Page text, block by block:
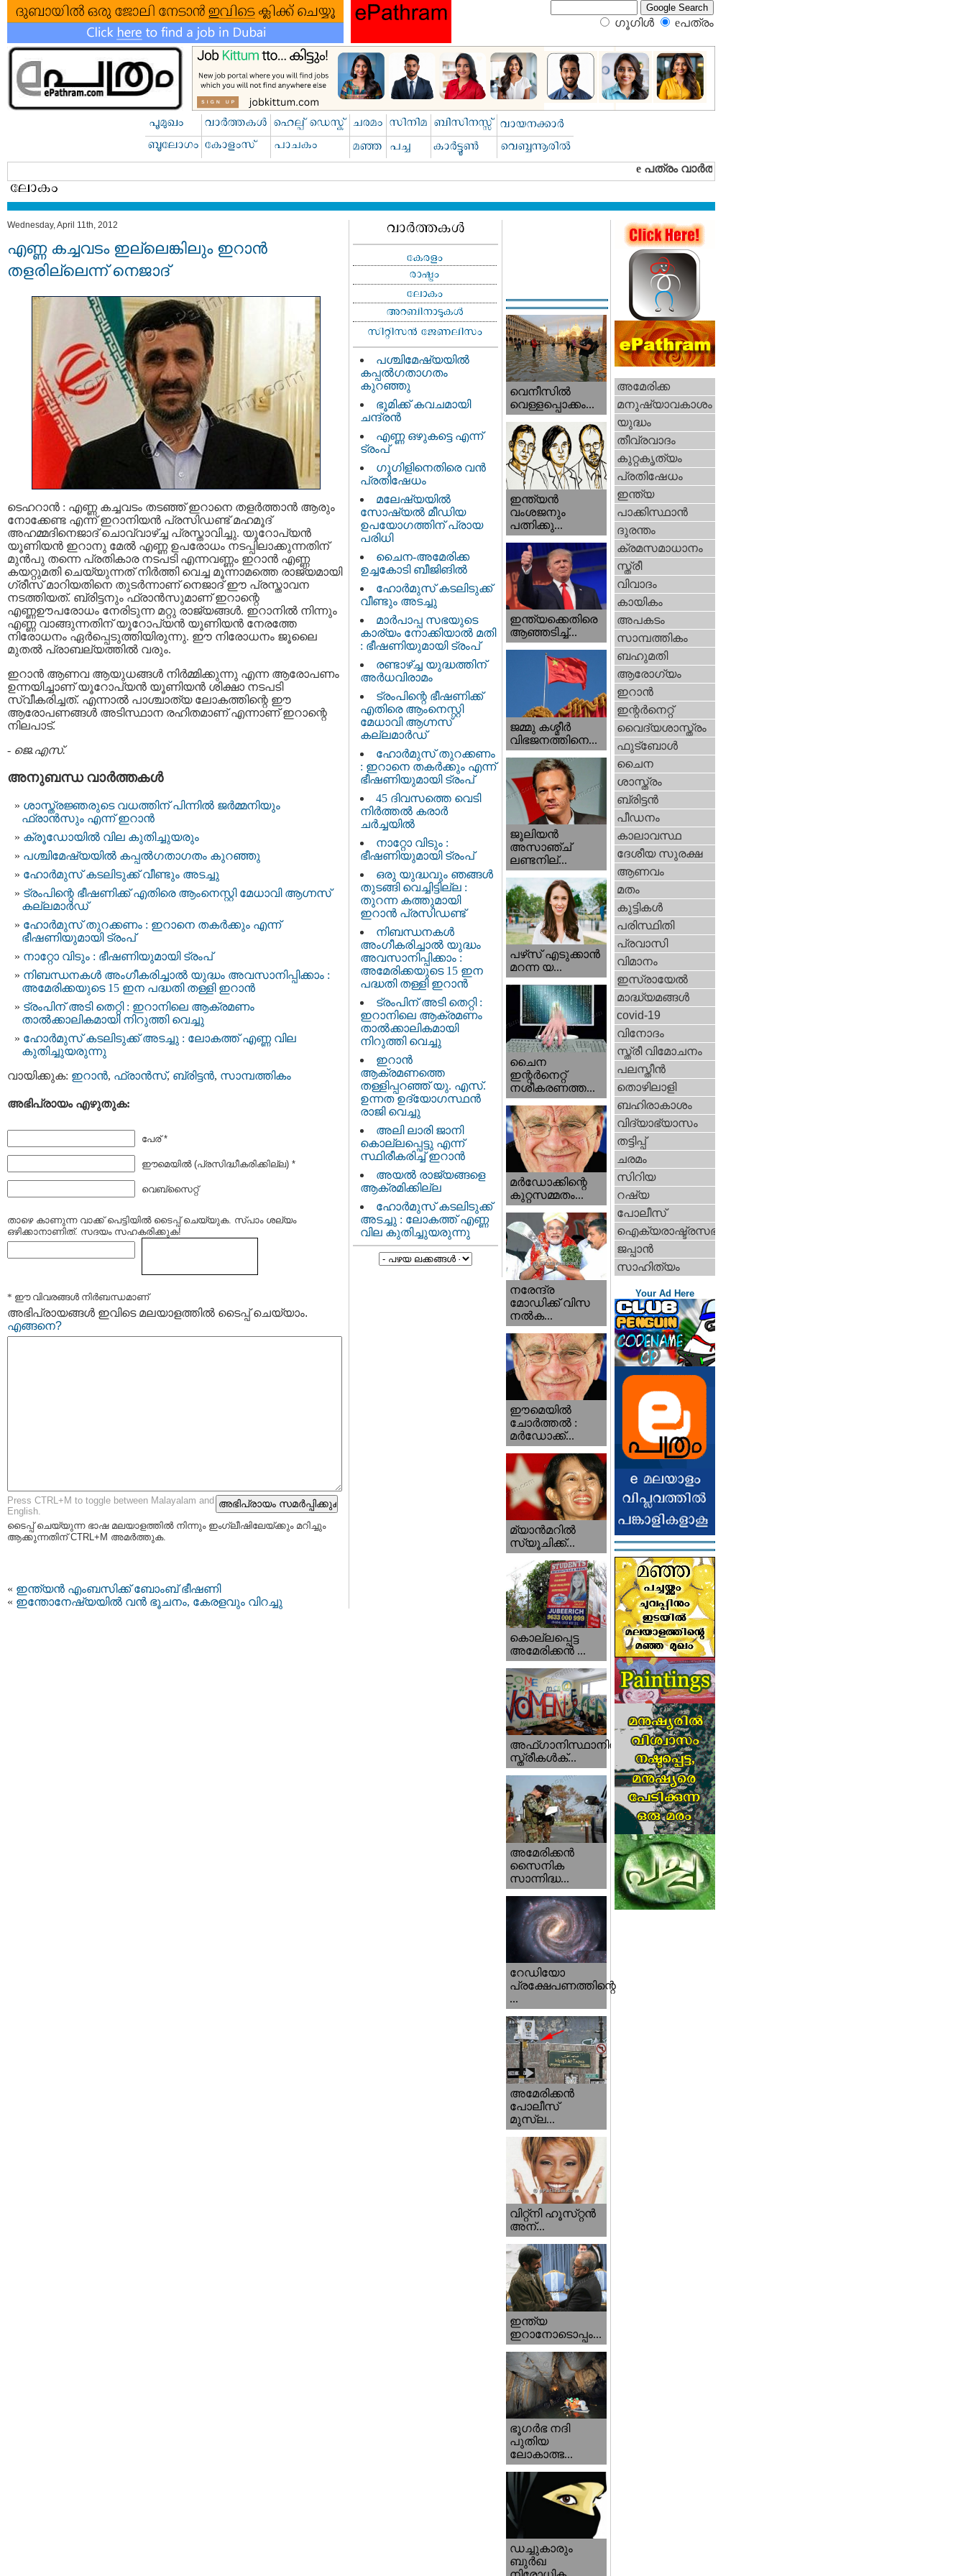
ഗൂഗിള്‍ eപത്രം‍
Wednesday, April 11th, 2012
എണ്ണ കച്ചവടം ഇല്ലെങ്കിലും ഇറാൻ
തളരില്ലെന്ന് നെജാദ്
ടെഹറാൻ : എണ്ണ കച്ചവടം തടഞ്ഞ് ഇറാനെ തളർത്താൻ ആരും
നോക്കേണ്ട എന്ന് ഇറാനിയൻ പ്രസിഡണ്ട് മഹമൂദ്
അഹമ്മദിനെജാദ് ചൊവ്വാഴ്ച്ച പ്രസ്താവിച്ചു. യൂറോപ്യൻ
യൂണിയൻ ഇറാനു മേൽ എണ്ണ ഉപരോധം നടപ്പിലാക്കുന്നതിന്
മുൻപു തന്നെ പ്രതികാര നടപടി എന്നവണ്ണം ഇറാൻ എണ്ണ
കയറ്റുമതി ചെയ്യുന്നത് നിർത്തി വെച്ച മൂന്നാമത്തെ രാജ്യമായി
ഗ്രീസ് മാറിയതിനെ തുടർന്നാണ് നെജാദ് ഈ പ്രസ്താവന
നടത്തിയത്. ബ്രിട്ടനും ഫ്രാൻസുമാണ് ഇറാന്റെ
എണ്ണഊപരോധം നേരിടുന്ന മറ്റു രാജ്യങ്ങൾ. ഇറാനിൽ നിന്നും
എണ്ണ വാങ്ങുന്നതിന് യൂറോപ്യൻ യൂണിയൻ നേരത്തേ
നിരോധനം ഏർപ്പെടുത്തിയിരുന്നു. ഈ നിരോധനം ജൂലൈ
മുതൽ പ്രാബല്യത്തിൽ വരും.
ഇറാൻ ആണവ ആയുധങ്ങൾ നിർമ്മിക്കുന്നു എന്ന ആരോപണം
ഉന്നയിച്ചാണ് യൂറോപ്യൻ യൂണിയൻ ശിക്ഷാ നടപടി
സ്വീകരിച്ചത്. എന്നാൽ പാശ്ചാത്യ ലോകത്തിന്റെ ഈ
ആരോപണങ്ങൾ അടിസ്ഥാന രഹിതമാണ് എന്നാണ് ഇറാന്റെ
നിലപാട്.
- ജെ.എസ്.
അനുബന്ധ വാര്‍ത്തകള്‍
ശാസ്ത്രജ്ഞരുടെ വധത്തിന് പിന്നിൽ ജർമ്മനിയും
ഫ്രാൻസും എന്ന് ഇറാൻ
ക്രൂഡോയില്‍ വില കുതിച്ചുയരും
പശ്ചിമേഷ്യയിൽ കപ്പൽഗതാഗതം കുറഞ്ഞു
ഹോര്‍മുസ് കടലിടുക്ക് വീണ്ടും അടച്ചു
ട്രംപിന്റെ ഭീഷണിക്ക് എതിരെ ആംനെസ്റ്റി മേധാവി ആഗ്നസ്
കല്ലമാർഡ്
ഹോർമുസ് തുറക്കണം : ഇറാനെ തകർക്കും എന്ന്
ഭീഷണിയുമായി ട്രംപ്
നാറ്റോ വിടും : ഭീഷണിയുമായി ട്രംപ്
നിബന്ധനകൾ അംഗീകരിച്ചാൽ യുദ്ധം അവസാനിപ്പിക്കാം :
അമേരിക്കയുടെ 15 ഇന പദ്ധതി തള്ളി ഇറാൻ
ട്രംപിന് അടി തെറ്റി : ഇറാനിലെ ആക്രമണം
താൽക്കാലികമായി നിറുത്തി വെച്ചു
ഹോർമുസ് കടലിടുക്ക് അടച്ചു : ലോകത്ത് എണ്ണ വില
കുതിച്ചുയരുന്നു
വായിക്കുക: ഇറാന്‍, ഫ്രാന്‍സ്, ബ്രിട്ടന്‍, സാമ്പത്തികം
അഭിപ്രായം എഴുതുക:
പേര് *
ഈമെയില്‍ (പ്രസിദ്ധീകരിക്കില്ല) *
വെബ്സൈറ്റ്
താഴെ കാണുന്ന വാക്ക് പെട്ടിയില്‍ ടൈപ്പ്‌ ചെയ്യുക. സ്പാം ശല്യം
ഒഴിക്കാനാണിത്. സദയം സഹകരിക്കുക!
* ഈ വിവരങ്ങള്‍ നിര്‍ബന്ധമാണ്
അഭിപ്രായങ്ങള്‍ ഇവിടെ മലയാളത്തില്‍ ടൈപ്പ് ചെയ്യാം.
എങ്ങനെ?
Press CTRL+M to toggle between Malayalam and
English.
ടൈപ്പ്‌ ചെയ്യുന്ന ഭാഷ മലയാളത്തില്‍ നിന്നും ഇംഗ്ലീഷിലേയ്ക്കും മറിച്ചും
ആക്കുന്നതിന് CTRL+M അമര്‍ത്തുക.
« ഇന്ത്യൻ എംബസിക്ക് ബോംബ് ഭീഷണി
« ഇന്തോനേഷ്യയില്‍ വന്‍ ഭൂചനം, കേരളവും വിറച്ചു
പശ്ചിമേഷ്യയിൽ
കപ്പൽഗതാഗതം
കുറഞ്ഞു
ഭൂമിക്ക് കവചമായി
ചന്ദ്രന്‍
എണ്ണ ഒഴുകട്ടെ എന്ന്
ട്രംപ്
ഗൂഗിളിനെതിരെ വൻ
പ്രതിഷേധം
മലേഷ്യയിൽ
സോഷ്യൽ മീഡിയ
ഉപയോഗത്തിന് പ്രായ
പരിധി
ചൈന-അമേരിക്ക
ഉച്ചകോടി ബീജിങിൽ
ഹോര്‍മുസ് കടലിടുക്ക്
വീണ്ടും അടച്ചു
മാർപാപ്പ സഭയുടെ
കാര്യം നോക്കിയാൽ മതി
: ഭീഷണിയുമായി ട്രംപ്
രണ്ടാഴ്ച്ച യുദ്ധത്തിന്
അർധവിരാമം
ട്രംപിന്റെ ഭീഷണിക്ക്
എതിരെ ആംനെസ്റ്റി
മേധാവി ആഗ്നസ്
കല്ലമാർഡ്
ഹോർമുസ് തുറക്കണം
: ഇറാനെ തകർക്കും എന്ന്
ഭീഷണിയുമായി ട്രംപ്
45 ദിവസത്തെ വെടി
നിർത്തൽ കരാര്‍
ചര്‍ച്ചയിൽ
നാറ്റോ വിടും :
ഭീഷണിയുമായി ട്രംപ്
ഒരു യുദ്ധവും ഞങ്ങള്‍
തുടങ്ങി വെച്ചിട്ടില്ല :
തുറന്ന കത്തുമായി
ഇറാൻ പ്രസിഡണ്ട്
നിബന്ധനകൾ
അംഗീകരിച്ചാൽ യുദ്ധം
അവസാനിപ്പിക്കാം :
അമേരിക്കയുടെ 15 ഇന
പദ്ധതി തള്ളി ഇറാൻ
ട്രംപിന് അടി തെറ്റി :
ഇറാനിലെ ആക്രമണം
താൽക്കാലികമായി
നിറുത്തി വെച്ചു
ഇറാന്‍
ആക്രമണത്തെ
തള്ളിപ്പറഞ്ഞ് യു. എസ്.
ഉന്നത ഉദ്യോഗസ്ഥൻ
രാജി വെച്ചു
അലി ലാരി ജാനി
കൊല്ലപ്പെട്ടു എന്ന്
സ്ഥിരീകരിച്ച് ഇറാൻ
അയൽ രാജ്യങ്ങളെ
ആക്രമിക്കില്ല
ഹോർമുസ് കടലിടുക്ക്
അടച്ചു : ലോകത്ത് എണ്ണ
വില കുതിച്ചുയരുന്നു
വെനീസില്‍
വെള്ളപ്പൊക്കം...
ഇന്ത്യൻ
വംശജനും
പത്നിക്കു...
ഇന്ത്യക്കെതിരെ
ആഞ്ഞടിച്ച്...
ജമ്മു കശ്മീ‍ർ
വിഭജനത്തിനെ...
ജൂലിയന്‍
അസാഞ്ച്
ലണ്ടനില്...
പഴ്‌സ് എടുക്കാന്‍
മറന്ന യ...
ചൈന
ഇന്റർനെറ്റ്
നശീകരണത്ത...
മർഡോക്കിന്റെ
കുറ്റസമ്മതം...
നരേന്ദ്ര
മോഡിക്ക് വിസ
നൽക...
ഈമെയിൽ
ചോർത്തൽ :
മർഡോക്ക്...
മ്യാന്‍‌മറില്‍
സ്യൂചിക്ക്...
കൊല്ലപ്പെട്ട
അമേരിക്കന്‍ ...
അഫ്ഗാനിസ്ഥാനിൽ
സ്ത്രീകൾക്...
അമേരിക്കൻ
സൈനിക
സാന്നിദ്ധ...
റേഡിയോ
പ്രക്ഷേപണത്തിന്റെ
...
അമേരിക്കന്‍
പോലീസ്‌
മുസ്ല...
വിറ്റ്‌നി ഹൂസ്‌റ്റന്‍
അന്...
ഇന്ത്യ
ഇറാനോടൊപ്പം...
ഭൂഗര്‍ഭ നദി
പുതിയ
ലോകാത്ഭ...
ഡച്ചുകാരും
ബുര്‍ഖ
അമേരിക്ക
മനുഷ്യാവകാശം
യുദ്ധം
തീവ്രവാദം
കുറ്റകൃത്യം
പ്രതിഷേധം
ഇന്ത്യ
പാക്കിസ്ഥാന്‍
ദുരന്തം
ക്രമസമാധാനം
സ്ത്രീ
വിവാദം
കായികം
അപകടം
സാമ്പത്തികം
ബഹുമതി
ആരോഗ്യം
ഇറാന്‍
ഇന്റര്‍നെറ്റ്‌
വൈദ്യശാസ്ത്രം
ഫുട്ബോള്‍
ചൈന
ശാസ്ത്രം
ബ്രിട്ടന്‍
പീഡനം
കാലാവസ്ഥ
ദേശീയ സുരക്ഷ
ആണവം
മതം
കുട്ടികള്‍
പരിസ്ഥിതി
പ്രവാസി
വിമാനം
ഇസ്രായേല്‍
മാദ്ധ്യമങ്ങള്‍
covid-19
വിനോദം
സ്ത്രീ വിമോചനം
പലസ്തീന്‍
തൊഴിലാളി
ബഹിരാകാശം
വിദ്യാഭ്യാസം
തട്ടിപ്പ്
ചരമം
സിറിയ
റഷ്യ
പോലീസ്
ഐക്യരാഷ്ട്രസഭ
ജപ്പാന്‍
സാഹിത്യം
Your Ad Here